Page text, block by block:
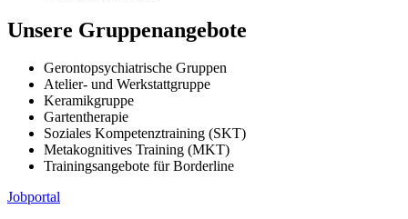
Unsere Gruppenangebote
Gerontopsychiatrische Gruppen
Atelier- und Werkstattgruppe
Keramikgruppe
Gartentherapie
Soziales Kompetenztraining (SKT)
Metakognitives Training (MKT)
Trainingsangebote für Borderline
Jobportal